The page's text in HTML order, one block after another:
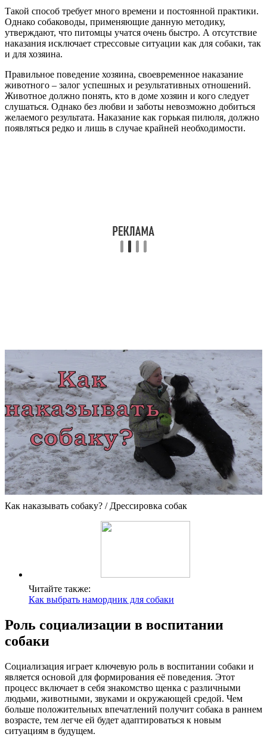
Такой способ требует много времени и постоянной практики.
Однако собаководы, применяющие данную методику,
утверждают, что питомцы учатся очень быстро. А отсутствие
наказания исключает стрессовые ситуации как для собаки, так
и для хозяина.
Правильное поведение хозяина, своевременное наказание
животного – залог успешных и результативных отношений.
Животное должно понять, кто в доме хозяин и кого следует
слушаться. Однако без любви и заботы невозможно добиться
желаемого результата. Наказание ­как горькая пилюля, должно
появляться редко и лишь в случае крайней необходимости.
Как наказывать собаку? / Дрессировка собак
Читайте также:
Как выбрать намордник для собаки
Роль социализации в воспитании
собаки
Социализация играет ключевую роль в воспитании собаки и
является основой для формирования её поведения. Этот
процесс включает в себя знакомство щенка с различными
людьми, животными, звуками и окружающей средой. Чем
больше положительных впечатлений получит собака в раннем
возрасте, тем легче ей будет адаптироваться к новым
ситуациям в будущем.